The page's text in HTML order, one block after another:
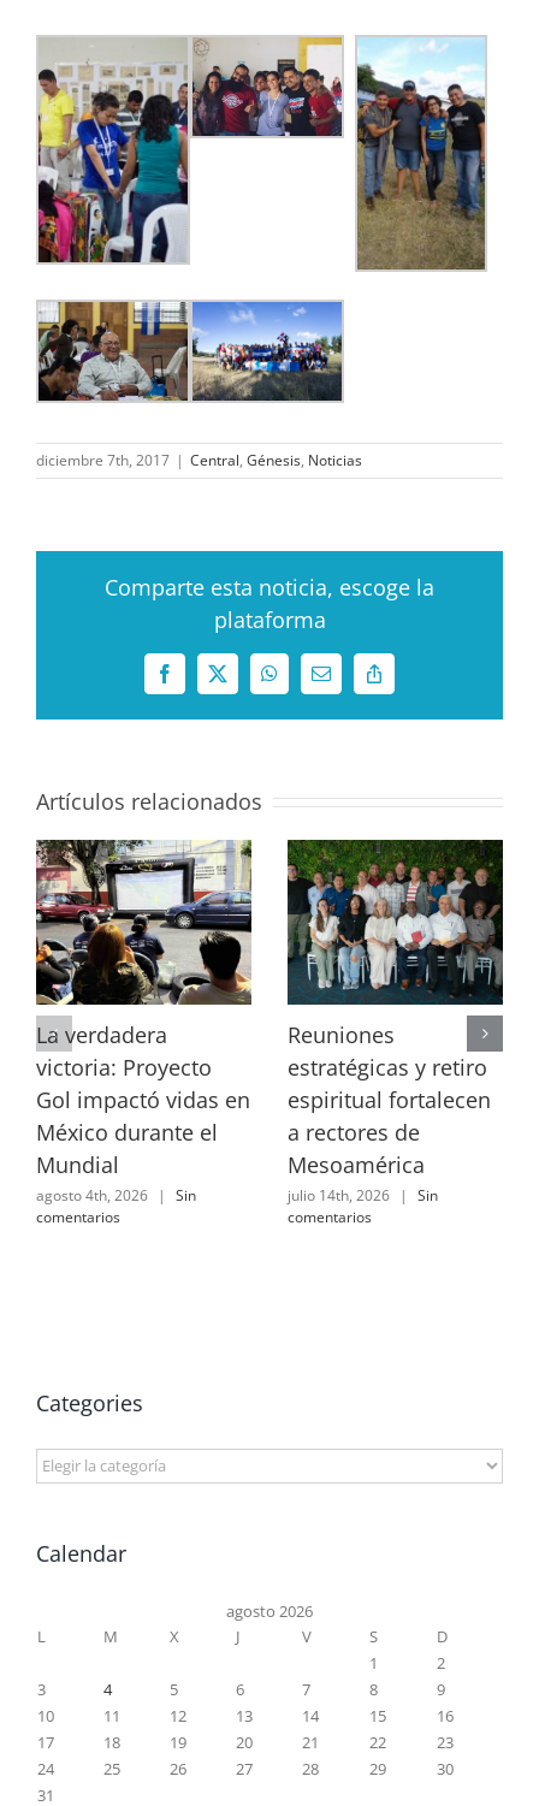
diciembre 7th, 2017 | Central, Génesis, Noticias
Comparte esta noticia, escoge la
plataforma
Facebook
X WhatsAppCorreo
electrónico
Copy
Link
Artículos relacionados
La verdadera
victoria: Proyecto
Gol impactó vidas en
México durante el
Mundial
agosto 4th, 2026 |
Sin
comentarios
Reuniones
estratégicas y retiro
espiritual fortalecen
a rectores de
Mesoamérica
julio 14th, 2026 |
Sin
comentarios
Categories
Categories
Calendar
agosto 2026
L
M X J V S
D
1
2
3
4 5 6 7 8
9
10
11 12 13 14 15
16
17
18 19 20 21 22
23
24
25 26 27 28 29
30
31